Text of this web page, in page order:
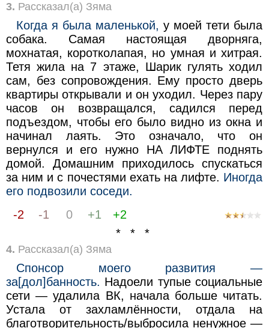
3. Рассказал(а) Зяма
Когда я была маленькой, у моей тети была
собака. Самая настоящая дворняга,
мохнатая, коротколапая, но умная и хитрая.
Тетя жила на 7 этаже, Шарик гулять ходил
сам, без сопровождения. Ему просто дверь
квартиры открывали и он уходил. Через пару
часов он возвращался, садился перед
подъездом, чтобы его было видно из окна и
начинал лаять. Это означало, что он
вернулся и его нужно НА ЛИФТЕ поднять
домой. Домашним приходилось спускаться
за ним и с почестями ехать на лифте. Иногда
его подвозили соседи.
-2
-1 0 +1
+2
* * *
4. Рассказал(а) Зяма
Спонсор моего развития —
за[дол]банность. Надоели тупые социальные
сети — удалила ВК, начала больше читать.
Устала от захламлённости, отдала на
благотворительность/выбросила ненужное —